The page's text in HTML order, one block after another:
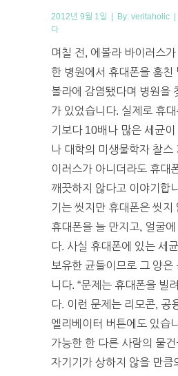
2012년 9월 1일 | By: veritaholic |
다
며칠 전, 에볼라 바이러스
한 병원에서 휴대폰을 훔친
볼라에 감염됐다며 병원을
가 있었습니다. 실제로 휴
기보다 10배나 많은 세균
나 대학의 미생물학자 찰스
이러스가 아니더라도 휴대
깨끗하지 않다고 이야기합
기는 씻지만 휴대폰은 씻지
휴대폰을 늘 만지고, 얼굴
다. 사실 휴대폰에 있는 세
보유한 균들이므로 그 양은
니다. “문제는 휴대폰을 빌
다. 이런 문제는 리모콘, 공
엘리베이터 버튼에도 있습
가능한 한 다른 사람의 물
자기기가 상하지 않을 만큼